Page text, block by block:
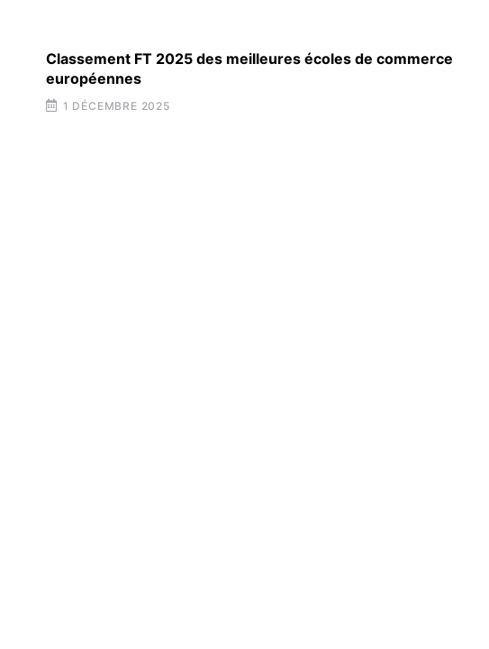
Classement FT 2025 des meilleures écoles de commerce
européennes
1 DÉCEMBRE 2025